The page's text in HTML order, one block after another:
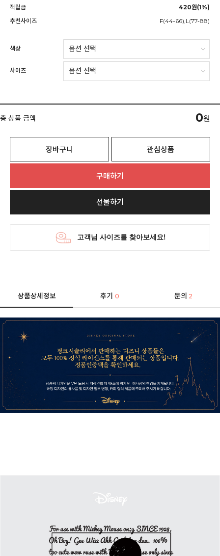
적립금
420원(1%)
추천사이즈
F(44-66),L(77-88)
색상
사이즈
총 상품 금액 0원
장바구니 관심상품
구매하기
선물하기
상품상세정보 후기0 문의 2